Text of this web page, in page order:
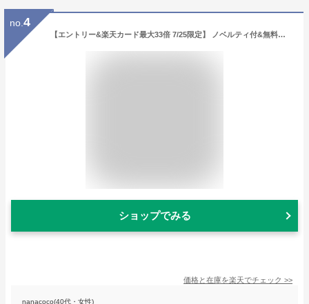
no. 4
【エントリー&楽天カード最大33倍 7/25限定】 ノベルティ付&無料ラッピング 吉田カバン ポーター カレント キーホルダー PORTER CURRENT KEY HOLDER キーリング 革 本革 レザー メンズ レディース 052-02217
ショップでみる
価格と在庫を楽天でチェック >>
nanacoco(40代・女性)